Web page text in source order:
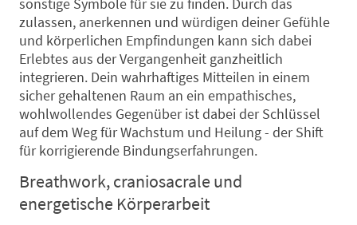
zulassen, anerkennen und würdigen deiner Gefühle
und körperlichen Empfindungen kann sich dabei
Erlebtes aus der Vergangenheit ganzheitlich
integrieren. Dein wahrhaftiges Mitteilen in einem
sicher gehaltenen Raum an ein empathisches,
wohlwollendes Gegenüber ist dabei der Schlüssel
auf dem Weg für Wachstum und Heilung - der Shift
für korrigierende Bindungserfahrungen.
Breathwork, craniosacrale und
energetische Körperarbeit